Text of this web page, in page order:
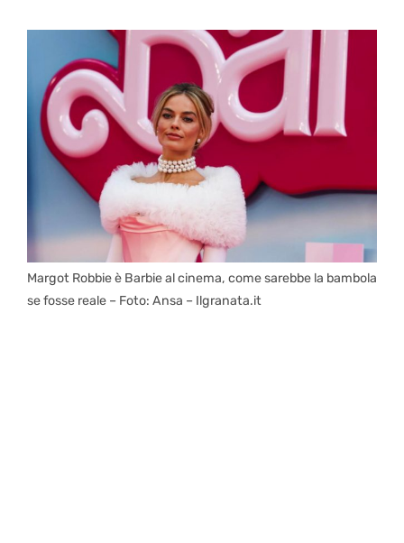
Margot Robbie è Barbie al cinema, come sarebbe la bambola
se fosse reale – Foto: Ansa – Ilgranata.it